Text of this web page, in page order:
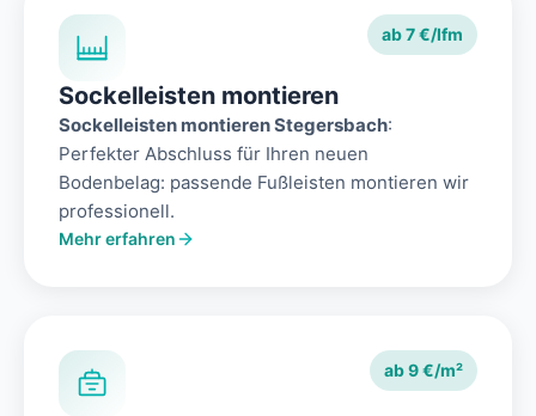
ab 7 €/lfm
Sockelleisten montieren
Sockelleisten montieren Stegersbach:
Perfekter Abschluss für Ihren neuen
Bodenbelag: passende Fußleisten montieren wir
professionell.
Mehr erfahren
ab 9 €/m²